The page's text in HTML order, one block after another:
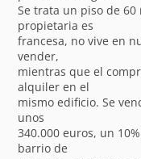
Se trata un piso de
propietaria es
francesa, no vive en
vender,
mientras que el
alquiler en el
mismo edificio. Se
unos
340.000 euros, un
barrio de